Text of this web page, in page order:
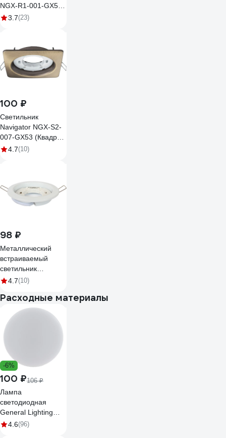
NGX-R1-001-GX53
IP20 белый 71277
3.7(23)
100 ₽
Светильник
Navigator NGX-S2-
007-GX53 (Квадрат
черненая бронза)
4.7(10)
98 ₽
Металлический
встраиваемый
светильник
Ultraflash белый
4.7(10)
Расходные материалы
-6%
100 ₽106 ₽
Лампа
светодиодная
General Lighting
Systems GLDEN-
4.6(96)